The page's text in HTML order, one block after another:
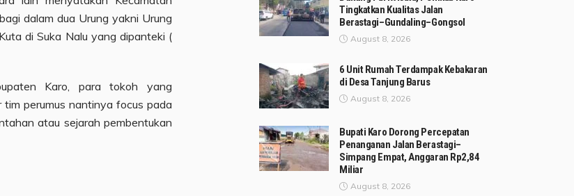
dalam dua Urung yakni Urung
di Suka Nalu yang dipanteki (
Karo, para tokoh yang
perumus nantinya focus pada
atau sejarah pembentukan
Tingkatkan Kualitas Jalan
Berastagi–Gundaling–Gongsol
August 8, 2026
6 Unit Rumah Terdampak Kebakaran
di Desa Tanjung Barus
August 8, 2026
Bupati Karo Dorong Percepatan
Penanganan Jalan Berastagi–
Simpang Empat, Anggaran Rp2,84
Miliar
August 8, 2026